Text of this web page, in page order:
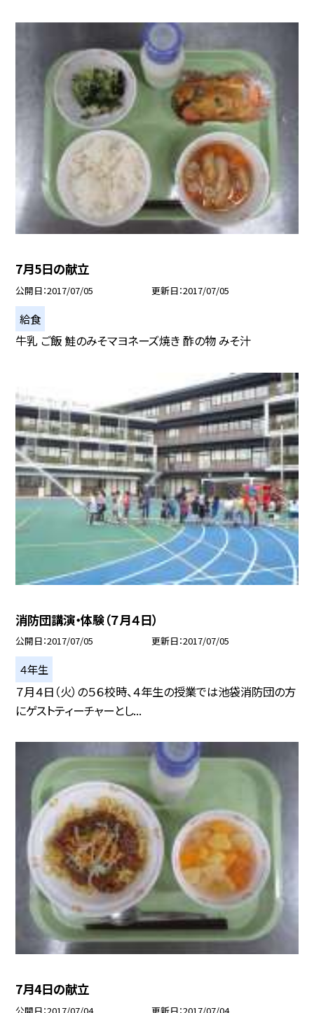
7月5日の献立
公開日 2017/07/05 更新日 2017/07/05
給食
牛乳 ご飯 鮭のみそマヨネーズ焼き 酢の物 みそ汁
消防団講演・体験（７月４日）
公開日 2017/07/05 更新日 2017/07/05
４年生
７月４日（火）の５６校時、４年生の授業では池袋消防団の方
にゲストティーチャーとし...
7月4日の献立
公開日 2017/07/04 更新日 2017/07/04